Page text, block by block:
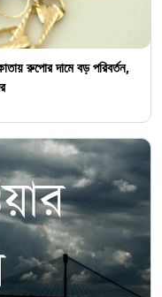
দামে বড় পরিবর্তন,